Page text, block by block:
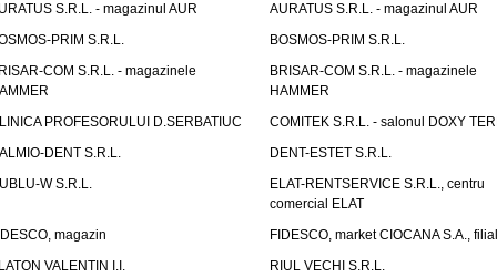
S.R.L. - magazinul AUR
AURATUS S.R.L. - magazinul AUR
PRIM S.R.L.
BOSMOS-PRIM S.R.L.
COM S.R.L. - magazinele
BRISAR-COM S.R.L. - magazinele
HAMMER
PROFESORULUI D.SERBATIUC
COMITEK S.R.L. - salonul DOXY
DENT S.R.L.
DENT-ESTET S.R.L.
W S.R.L.
ELAT-RENTSERVICE S.R.L., centru
comercial ELAT
magazin
FIDESCO, market CIOCANA S.A.,
VALENTIN I.I.
RIUL VECHI S.R.L.